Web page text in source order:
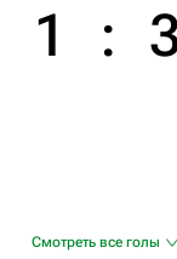
1 :
Смотреть все голы